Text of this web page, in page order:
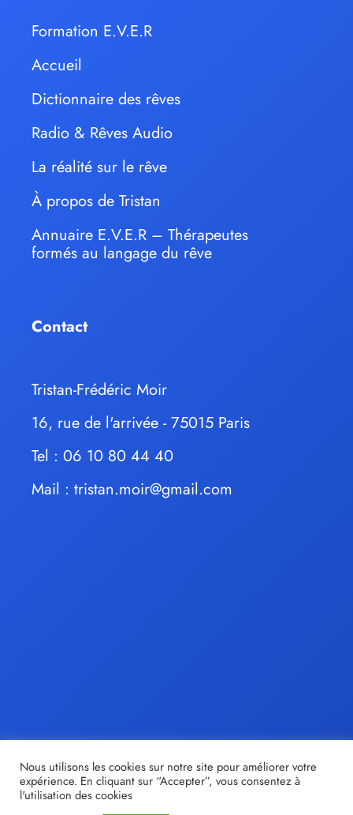
Formation E.V.E.R
Accueil
Dictionnaire des rêves
Radio & Rêves Audio
La réalité sur le rêve
À propos de Tristan
Annuaire E.V.E.R – Thérapeutes
formés au langage du rêve
Contact
Tristan-Frédéric Moir
16, rue de l'arrivée - 75015 Paris
Tel : 06 10 80 44 40
Mail : tristan.moir@gmail.com
Nous utilisons les cookies sur notre site pour améliorer votre
expérience. En cliquant sur “Accepter”, vous consentez à
l'utilisation des cookies